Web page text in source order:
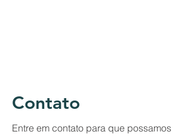
​Contato
Entre em contato para que possamos